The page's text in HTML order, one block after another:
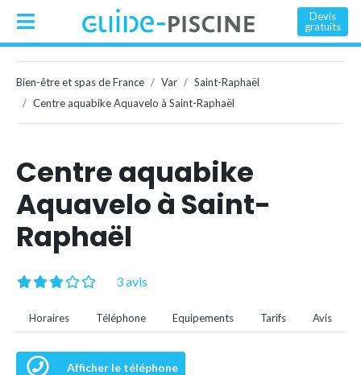
Devis
gratuits
Bien-être et spas de France Var
Saint-Raphaël
Centre aquabike Aquavelo à Saint-Raphaël
Centre aquabike
Aquavelo à Saint-
Raphaël
3 avis
Horaires Téléphone Equipements Tarifs Avis
Afficher le téléphone